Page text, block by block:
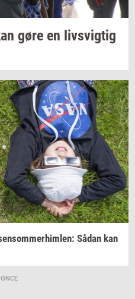
gøre en livsvig­tig
Sådan kan